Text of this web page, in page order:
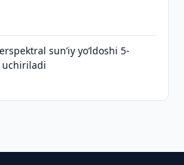
sun’iy yo‘ldoshi 5-
uchiriladi